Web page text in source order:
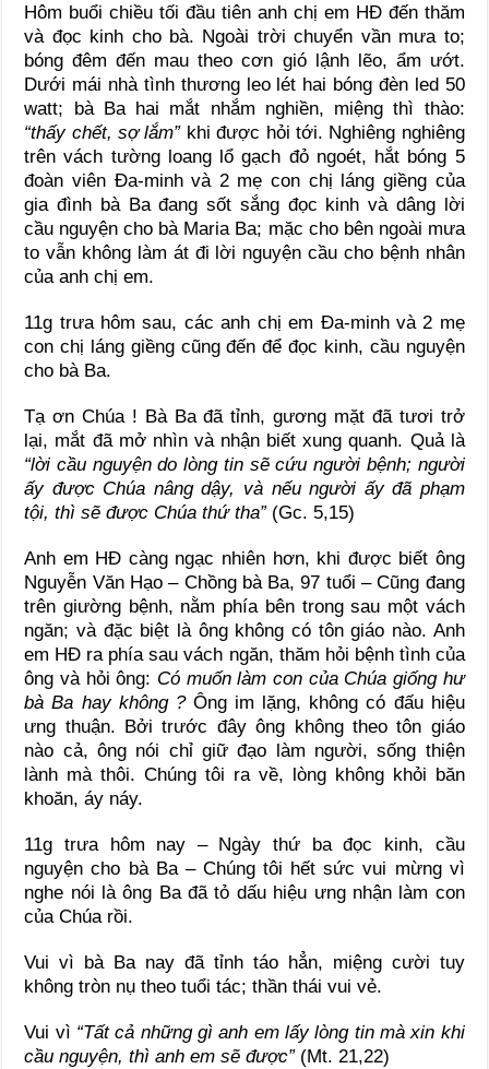
Hôm buổi chiều tối đầu tiên anh chị em HĐ đến thăm
và đọc kinh cho bà. Ngoài trời chuyển vần mưa to;
bóng đêm đến mau theo cơn gió lậnh lẽo, ẩm ướt.
Dưới mái nhà tình thương leo lét hai bóng đèn led 50
watt; bà Ba hai mắt nhắm nghiền, miệng thì thào:
“thấy chết, sợ lắm”khi được hỏi tới. Nghiêng nghiêng
trên vách tường loang lổ gạch đỏ ngoét, hắt bóng 5
đoàn viên Đa-minh và 2 mẹ con chị láng giềng của
gia đình bà Ba đang sốt sắng đọc kinh và dâng lời
cầu nguyện cho bà Maria Ba; mặc cho bên ngoài mưa
to vẫn không làm át đi lời nguyện cầu cho bệnh nhân
của anh chị em.
11g trưa hôm sau, các anh chị em Đa-minh và 2 mẹ
con chị láng giềng cũng đến để đọc kinh, cầu nguyện
cho bà Ba.
Tạ ơn Chúa ! Bà Ba đã tỉnh, gương mặt đã tươi trở
lại, mắt đã mở nhìn và nhận biết xung quanh. Quả là
“lời cầu nguyện do lòng tin sẽ cứu người bệnh; người
ấy được Chúa nâng dậy, và nếu người ấy đã phạm
tội, thì sẽ được Chúa thứ tha”(Gc. 5,15)
Anh em HĐ càng ngạc nhiên hơn, khi được biết ông
Nguyễn Văn Hạo – Chồng bà Ba, 97 tuổi – Cũng đang
trên giường bệnh, nằm phía bên trong sau một vách
ngăn; và đặc biệt là ông không có tôn giáo nào. Anh
em HĐ ra phía sau vách ngăn, thăm hỏi bệnh tình của
ông và hỏi ông: Có muốn làm con của Chúa giống hư
bà Ba hay không ? Ông im lặng, không có đấu hiệu
ưng thuận. Bởi trước đây ông không theo tôn giáo
nào cả, ông nói chỉ giữ đạo làm người, sống thiện
lành mà thôi. Chúng tôi ra về, lòng không khỏi băn
khoăn, áy náy.
11g trưa hôm nay – Ngày thứ ba đọc kinh, cầu
nguyện cho bà Ba – Chúng tôi hết sức vui mừng vì
nghe nói là ông Ba đã tỏ dấu hiệu ưng nhận làm con
của Chúa rồi.
Vui vì bà Ba nay đã tỉnh táo hẳn, miệng cười tuy
không tròn nụ theo tuổi tác; thần thái vui vẻ.
Vui vì “Tất cả những gì anh em lấy lòng tin mà xin khi
cầu nguyện, thì anh em sẽ được”(Mt. 21,22)